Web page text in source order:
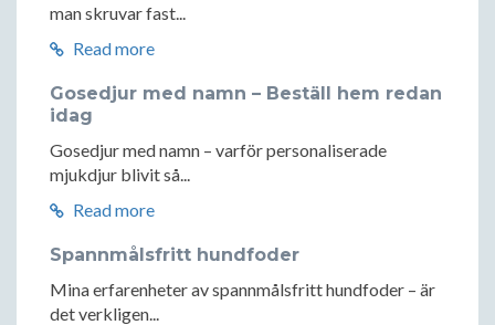
man skruvar fast...
Read more
Gosedjur med namn – Beställ hem redan
idag
Gosedjur med namn – varför personaliserade
mjukdjur blivit så...
Read more
Spannmålsfritt hundfoder
Mina erfarenheter av spannmålsfritt hundfoder – är
det verkligen...